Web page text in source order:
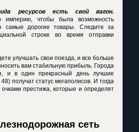
ресурсов есть свой вагон.
империю, чтобы была возможность
самые дорогие товары. Следите за
строке во время отправки
улучшать свои поезда, и все больше
вам стабильную прибыль. Города
и в один прекрасный день лучшие
получат статус мегаполисов. И тогда
очками престижа, которые и определят
сеть